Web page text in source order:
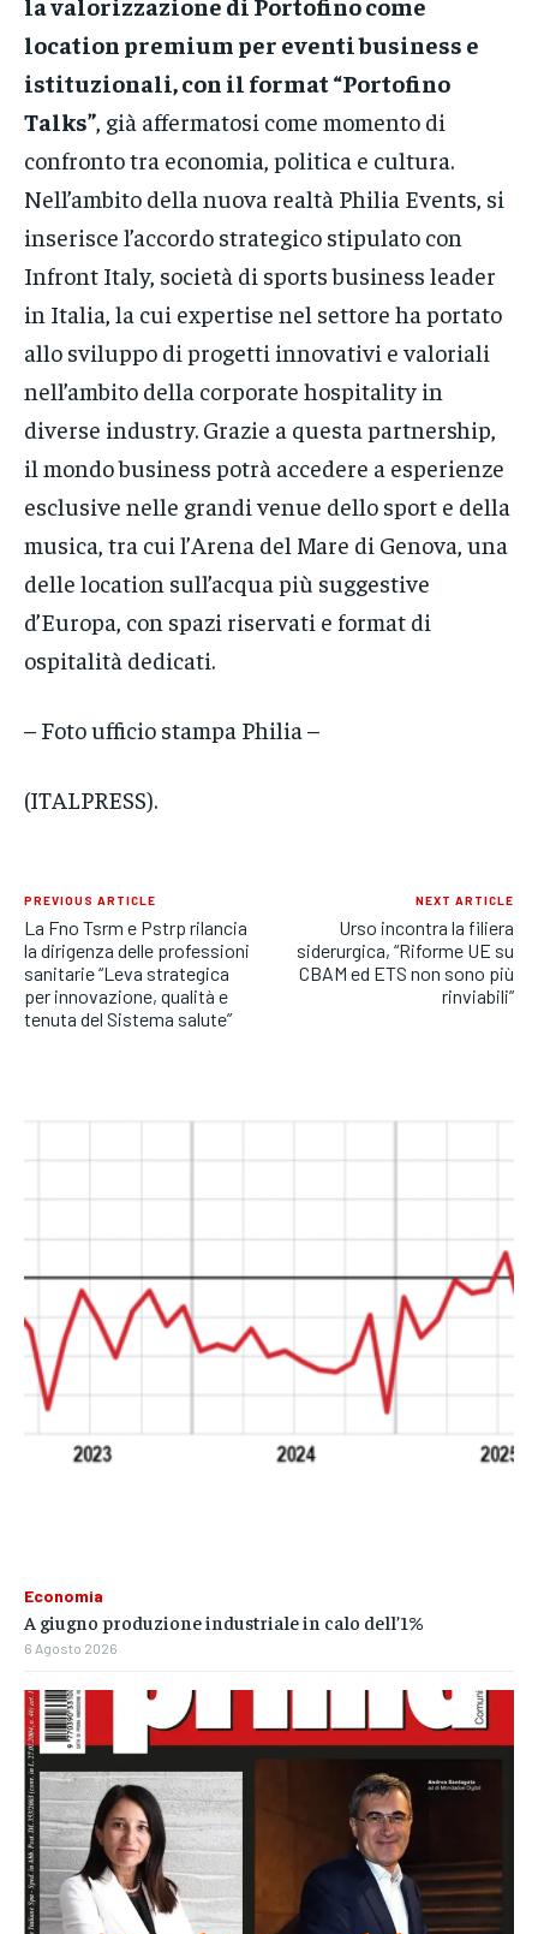
location premium per eventi business e
istituzionali, con il format “Portofino
Talks” , già affermatosi come momento di
confronto tra economia, politica e cultura.
Nell’ambito della nuova realtà Philia Events, si
inserisce l’accordo strategico stipulato con
Infront Italy, società di sports business leader
in Italia, la cui expertise nel settore ha portato
allo sviluppo di progetti innovativi e valoriali
nell’ambito della corporate hospitality in
diverse industry. Grazie a questa partnership,
il mondo business potrà accedere a esperienze
esclusive nelle grandi venue dello sport e della
musica, tra cui l’Arena del Mare di Genova, una
delle location sull’acqua più suggestive
d’Europa, con spazi riservati e format di
ospitalità dedicati.
– Foto ufficio stampa Philia –
(ITALPRESS).
PREVIOUS ARTICLE
La Fno Tsrm e Pstrp rilancia
la dirigenza delle professioni
sanitarie “Leva strategica
per innovazione, qualità e
tenuta del Sistema salute”
NEXT ARTICLE
Urso incontra la filiera
siderurgica, “Riforme UE su
CBAM ed ETS non sono più
rinviabili”
Economia
A giugno produzione industriale in calo dell’1%
6 Agosto 2026